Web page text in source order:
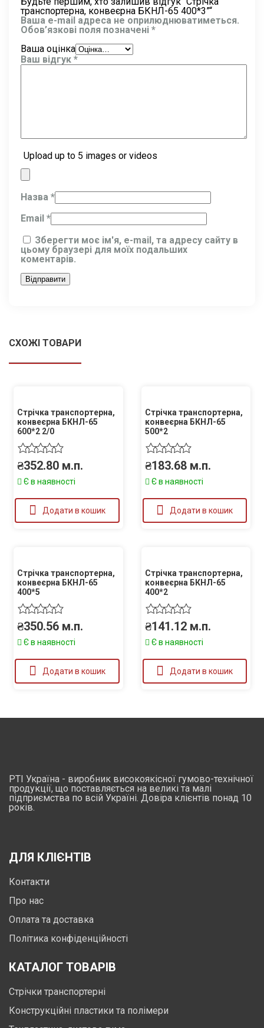
транспортерна, конвеєрна БКНЛ-65 400*3”“
Ваша e-mail адреса не оприлюднюватиметься.
Обов’язкові поля позначені *
Ваша оцінка
Ваш відгук *
Upload up to 5 images or videos
Назва *
Email *
Зберегти моє ім'я, e-mail, та адресу сайту в
цьому браузері для моїх подальших
коментарів.
СХОЖІ ТОВАРИ
Стрічка транспортерна,
конвеєрна БКНЛ-65
600*2 2/0
₴352.80 м.п.
Є в наявності
Додати в кошик
Стрічка транспортерна,
конвеєрна БКНЛ-65
500*2
₴183.68 м.п.
Є в наявності
Додати в кошик
Стрічка транспортерна,
конвеєрна БКНЛ-65
400*5
₴350.56 м.п.
Є в наявності
Додати в кошик
Стрічка транспортерна,
конвеєрна БКНЛ-65
400*2
₴141.12 м.п.
Є в наявності
Додати в кошик
РТІ Україна - виробник високоякісної гумово-технічної
продукції, що поставляється на великі та малі
підприємства по всій Україні. Довіра клієнтів понад 10
років.
ДЛЯ КЛІЄНТІВ
Контакти
Про нас
Оплата та доставка
Політика конфіденційності
КАТАЛОГ ТОВАРІВ
Стрічки транспортерні
Конструкційні пластики та полімери